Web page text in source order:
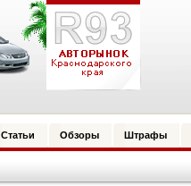
Статьи Обзоры Штрафы